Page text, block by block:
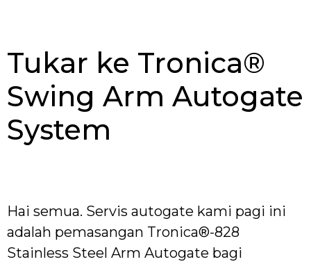
Tukar ke Tronica®
Swing Arm Autogate
System
Hai semua. Servis autogate kami pagi ini
adalah pemasangan Tronica®-828
Stainless Steel Arm Autogate bagi